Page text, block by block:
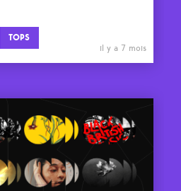
TOPS
il y a 7 mois